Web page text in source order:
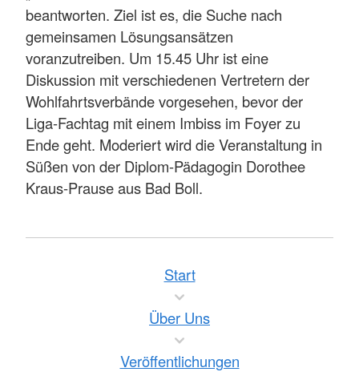
beantworten. Ziel ist es, die Suche nach
gemeinsamen Lösungsansätzen
voranzutreiben. Um 15.45 Uhr ist eine
Diskussion mit verschiedenen Vertretern der
Wohlfahrtsverbände vorgesehen, bevor der
Liga-Fachtag mit einem Imbiss im Foyer zu
Ende geht. Moderiert wird die Veranstaltung in
Süßen von der Diplom-Pädagogin Dorothee
Kraus-Prause aus Bad Boll.
Start
Über Uns
Veröffentlichungen